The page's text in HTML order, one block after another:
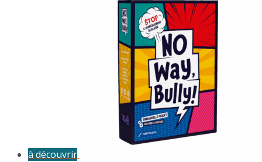
à découvrir